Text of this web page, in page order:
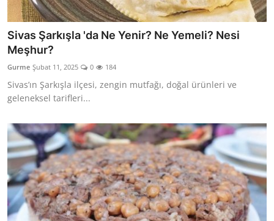
Sivas Şarkışla 'da Ne Yenir? Ne Yemeli? Nesi
Meşhur?
Gurme Şubat 11, 2025 0 184
Sivas’ın Şarkışla ilçesi, zengin mutfağı, doğal ürünleri ve
geleneksel tarifleri...